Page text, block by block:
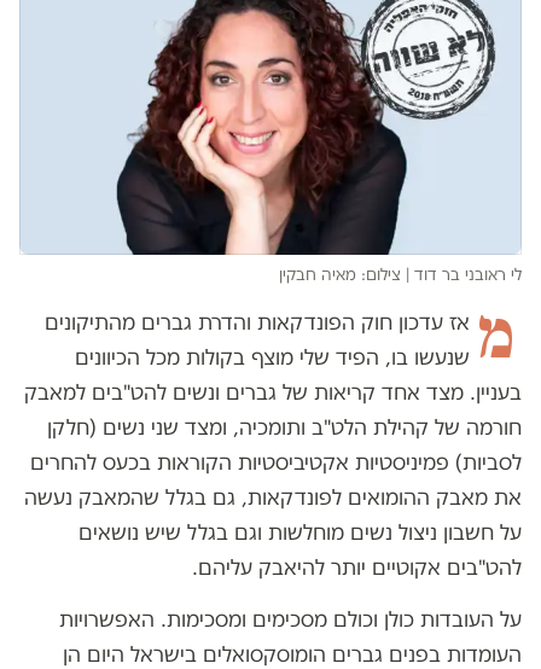
לי ראובני בר דוד | צילום: מאיה חבקין
מ אז עדכון חוק הפונדקאות והדרת גברים מהתיקונים
שנעשו בו, הפיד שלי מוצף בקולות מכל הכיוונים
בעניין. מצד אחד קריאות של גברים ונשים להט"בים למאבק
חורמה של קהילת הלט"ב ותומכיה, ומצד שני נשים (חלקן
לסביות) פמיניסטיות אקטיביסטיות הקוראות בכעס להחרים
את מאבק ההומואים לפונדקאות, גם בגלל שהמאבק נעשה
על חשבון ניצול נשים מוחלשות וגם בגלל שיש נושאים
להט"בים אקוטיים יותר להיאבק עליהם.
על העובדות כולן וכולם מסכימים ומסכימות. האפשרויות
העומדות בפנים גברים הומוסקסואלים בישראל היום הן